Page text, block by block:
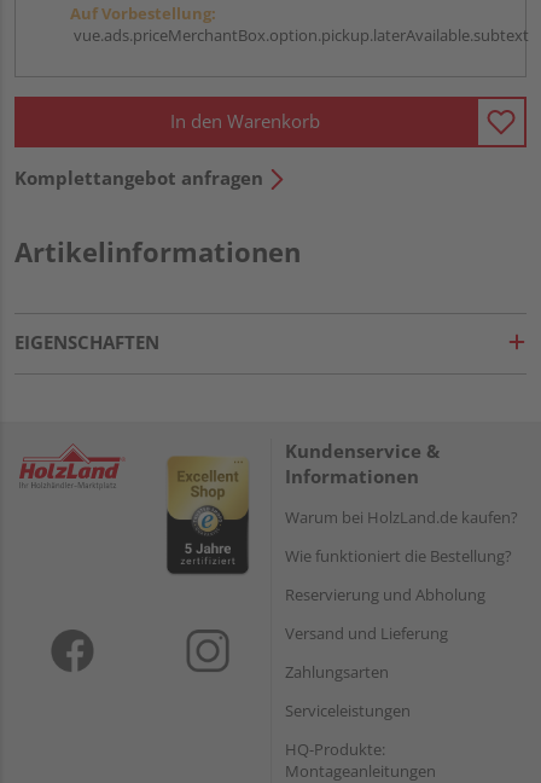
Auf Vorbestellung:
vue.ads.priceMerchantBox.option.pickup.laterAvailable.subtext
In den Warenkorb
Komplettangebot anfragen
Artikelinformationen
EIGENSCHAFTEN
Kundenservice &
Informationen
Warum bei HolzLand.de kaufen?
Wie funktioniert die Bestellung?
Reservierung und Abholung
Versand und Lieferung
Zahlungsarten
Serviceleistungen
HQ-Produkte:
Montageanleitungen